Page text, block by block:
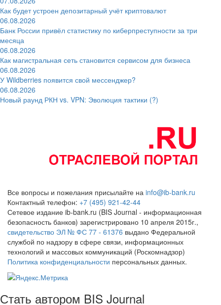
Как будет устроен депозитарный учёт криптовалют
06.08.2026
Банк России привёл статистику по киберпреступности за три
месяца
06.08.2026
Как магистральная сеть становится сервисом для бизнеса
06.08.2026
У Wildberries появится свой мессенджер?
06.08.2026
Новый раунд РКН vs. VPN: Эволюция тактики (?)
Все вопросы и пожелания присылайте на info@ib-bank.ru
Контактный телефон: +7 (495) 921-42-44
Сетевое издание ib-bank.ru (BIS Journal - информационная
безопасность банков) зарегистрировано 10 апреля 2015г.,
свидетельство ЭЛ № ФС 77 - 61376 выдано Федеральной
службой по надзору в сфере связи, информационных
технологий и массовых коммуникаций (Роскомнадзор)
Политика конфиденциальности персональных данных.
Стать автором BIS Journal